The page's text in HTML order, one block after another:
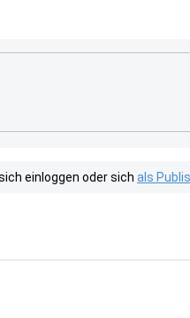
einloggen oder sich als